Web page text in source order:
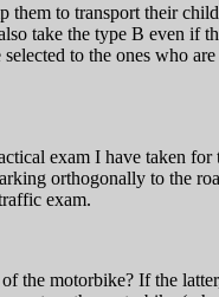
them to transport their
take the type B even if
to the ones who
exam I have taken for
orthogonally to the
exam.
the motorbike? If the